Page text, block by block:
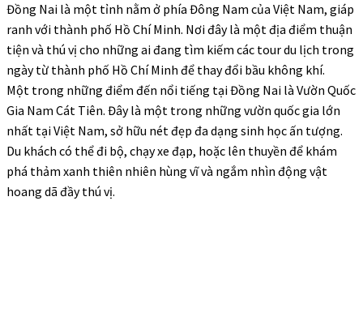
Đồng Nai là một tỉnh nằm ở phía Đông Nam của Việt Nam, giáp
ranh với thành phố Hồ Chí Minh. Nơi đây là một địa điểm thuận
tiện và thú vị cho những ai đang tìm kiếm các tour du lịch trong
ngày từ thành phố Hồ Chí Minh để thay đổi bầu không khí.
Một trong những điểm đến nổi tiếng tại Đồng Nai là Vườn Quốc
Gia Nam Cát Tiên. Đây là một trong những vườn quốc gia lớn
nhất tại Việt Nam, sở hữu nét đẹp đa dạng sinh học ấn tượng.
Du khách có thể đi bộ, chạy xe đạp, hoặc lên thuyền để khám
phá thảm xanh thiên nhiên hùng vĩ và ngắm nhìn động vật
hoang dã đầy thú vị.